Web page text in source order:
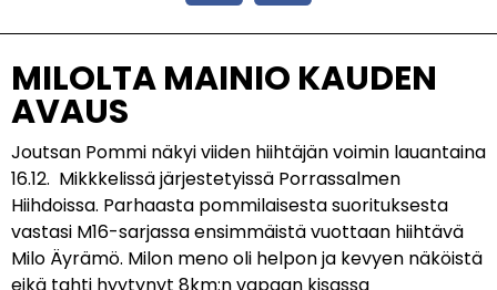
MILOLTA MAINIO KAUDEN
AVAUS
Joutsan Pommi näkyi viiden hiihtäjän voimin lauantaina
16.12. Mikkkelissä järjestetyissä Porrassalmen
Hiihdoissa. Parhaasta pommilaisesta suorituksesta
vastasi M16-sarjassa ensimmäistä vuottaan hiihtävä
Milo Äyrämö. Milon meno oli helpon ja kevyen näköistä